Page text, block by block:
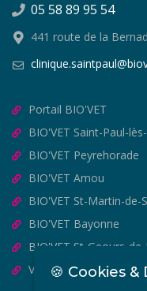
05 58 89 95 54
441 route de la
Portail BIO'VET
BIO'VET Saint-Paul-
BIO'VET Peyrehorade
BIO'VET Amou
BIO'VET St-Martin-de-
BIO'VET Bayonne
BIO'VET St-Geours-
VET'OSTEO
🍪 Cookies